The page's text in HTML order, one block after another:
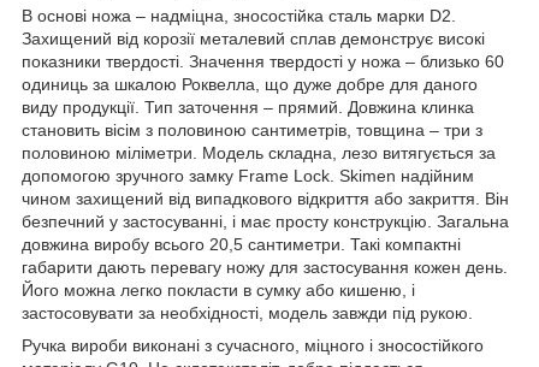
В основі ножа – надміцна, зносостійка сталь марки D2.
Захищений від корозії металевий сплав демонструє високі
показники твердості. Значення твердості у ножа – близько 60
одиниць за шкалою Роквелла, що дуже добре для даного
виду продукції. Тип заточення – прямий. Довжина клинка
становить вісім з половиною сантиметрів, товщина – три з
половиною міліметри. Модель складна, лезо витягується за
допомогою зручного замку Frame Lock. Skimen надійним
чином захищений від випадкового відкриття або закриття. Він
безпечний у застосуванні, і має просту конструкцію. Загальна
довжина виробу всього 20,5 сантиметри. Такі компактні
габарити дають перевагу ножу для застосування кожен день.
Його можна легко покласти в сумку або кишеню, і
застосовувати за необхідності, модель завжди під рукою.
Ручка вироби виконані з сучасного, міцного і зносостійкого